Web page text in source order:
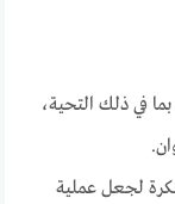
في ذلك التحية،
لجعل عملية